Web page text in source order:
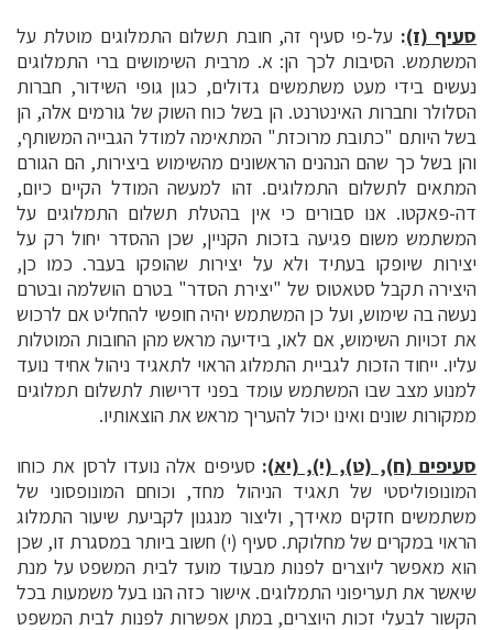
סעיף (ז): על-פי סעיף זה, חובת תשלום התמלוגים מוטלת על
המשתמש. הסיבות לכך הן: א. מרבית השימושים ברי התמלוגים
נעשים בידי מעט משתמשים גדולים, כגון גופי השידור, חברות
הסלולר וחברות האינטרנט. הן בשל כוח השוק של גורמים אלה, הן
בשל היותם "כתובת מרוכזת" המתאימה למודל הגבייה המשותף,
והן בשל כך שהם הנהנים הראשונים מהשימוש ביצירות, הם הגורם
המתאים לתשלום התמלוגים. זהו למעשה המודל הקיים כיום,
דה-פאקטו. אנו סבורים כי אין בהטלת תשלום התמלוגים על
המשתמש משום פגיעה בזכות הקניין, שכן ההסדר יחול רק על
יצירות שיופקו בעתיד ולא על יצירות שהופקו בעבר. כמו כן,
היצירה תקבל סטאטוס של "יצירת הסדר" בטרם הושלמה ובטרם
נעשה בה שימוש, ועל כן המשתמש יהיה חופשי להחליט אם לרכוש
את זכויות השימוש, אם לאו, בידיעה מראש מהן החובות המוטלות
עליו. ייחוד הזכות לגביית התמלוג הראוי לתאגיד ניהול אחיד נועד
למנוע מצב שבו המשתמש עומד בפני דרישות לתשלום תמלוגים
ממקורות שונים ואינו יכול להעריך מראש את הוצאותיו.
סעיפים (ח), (ט), (י), (יא): סעיפים אלה נועדו לרסן את כוחו
המונופוליסטי של תאגיד הניהול מחד, וכוחם המונופסוני של
משתמשים חזקים מאידך, וליצור מנגנון לקביעת שיעור התמלוג
הראוי במקרים של מחלוקת. סעיף (י) חשוב ביותר במסגרת זו, שכן
הוא מאפשר ליוצרים לפנות מבעוד מועד לבית המשפט על מנת
שיאשר את תעריפוני התמלוגים. אישור כזה הנו בעל משמעות בכל
הקשור לבעלי זכות היוצרים, במתן אפשרות לפנות לבית המשפט